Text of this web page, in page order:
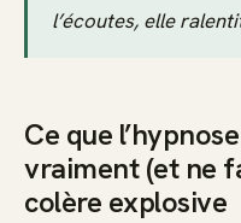
l’écoutes, elle
Ce que
vraiment (et ne
colère explosive